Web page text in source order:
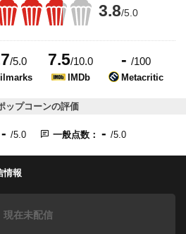
3.8/5.0
/5.0 7.5/10.0
IMDb
- /100
Metacritic
ップコーンの評価
- /5.0 一般点数： - /5.0
情報
現在未配信